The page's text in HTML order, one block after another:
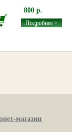
800 р.
Подробнее >
магазин